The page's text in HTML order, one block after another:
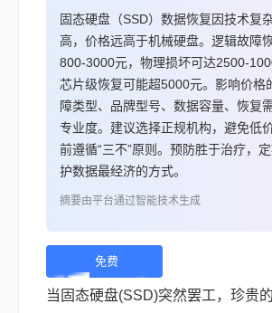
固态硬盘（SSD）数据恢复因技术复
高，价格远高于机械硬盘。逻辑故障
800-3000元，物理损坏可达2500-
芯片级恢复可能超5000元。影响价格
障类型、品牌型号、数据容量、恢复
专业度。建议选择正规机构，避免低
前遵循“三不”原则。预防胜于治疗，
护数据最经济的方式。
摘要由平台通过智能技术生成
免费
下
当固态硬盘(SSD)突然罢工，珍贵